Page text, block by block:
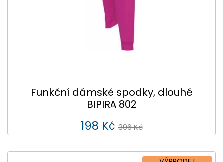
Funkční dámské spodky, dlouhé
BIPIRA 802
198 Kč 396 Kč